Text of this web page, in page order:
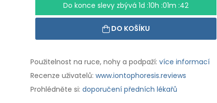
Do konce slevy zbývá1d :10h :01m :41
DO KOŠÍKU
Použitelnost na ruce, nohy a podpaží: více informací
Recenze uživatelů: www.iontophoresis.reviews
Prohlédněte si: doporučení předních lékařů